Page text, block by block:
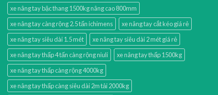
xe nâng tay bậc thang 1500kg nâng cao 800mm
xe nâng tay càng rộng 2.5 tấn ichimens
xe nâng tay cắt kéo giá rẻ
xe nâng tay siêu dài 1.5 mét
xe nâng tay siêu dài 2 mét giá rẻ
xe nâng tay thấp 4 tấn càng rộng niuli
xe nâng tay thấp 1500kg
xe nâng tay thấp càng rộng 4000kg
xe nâng tay thấp càng siêu dài 2m tải 2000kg